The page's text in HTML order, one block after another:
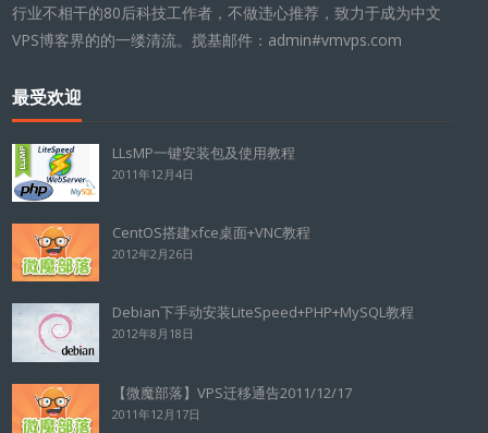
行业不相干的80后科技工作者，不做违心推荐，致力于成为中文
VPS博客界的的一缕清流。搅基邮件：admin#vmvps.com
最受欢迎
LLsMP一键安装包及使用教程
2011年12月4日
CentOS搭建xfce桌面+VNC教程
2012年2月26日
Debian下手动安装LiteSpeed+PHP+MySQL教程
2012年8月18日
【微魔部落】VPS迁移通告2011/12/17
2011年12月17日